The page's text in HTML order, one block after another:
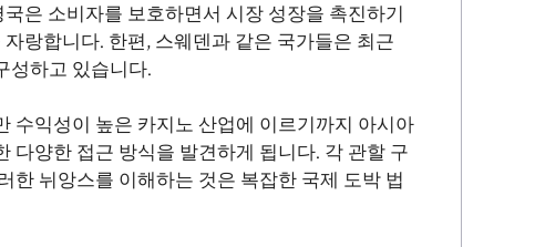
은 소비자를 보호하면서 시장 성장을 촉진하기
랑합니다. 한편, 스웨덴과 같은 국가들은 최근
성하고 있습니다.
수익성이 높은 카지노 산업에 이르기까지 아시아
다양한 접근 방식을 발견하게 됩니다. 각 관할 구
한 뉘앙스를 이해하는 것은 복잡한 국제 도박 법